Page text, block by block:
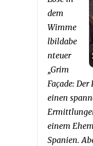
dem
Wimme
lbildabe
nteuer
„Grim
Façade: Der
einen
einem
Spanien.